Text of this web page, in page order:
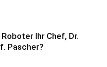
Ihr Chef, Dr.
Pascher?